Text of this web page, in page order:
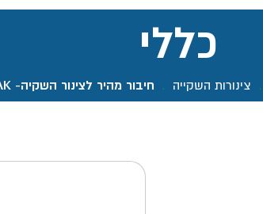
כללי
. צינורות השקייה . חיבור מהיר לצינור השקיה- TOOLMAK